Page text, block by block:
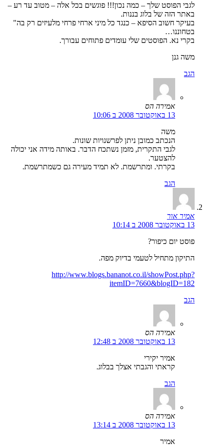
לגבי הפוסט שלך – כמה נכון!!! פוגשים בכל אלה – מטוב עד רע –
באתר הזה של בלוג בננות.
בעיקר חשוב הסיפא – כנגד כל מיני ארחי פרחי מלעיזים רק בה"
בטחוננו…
בקרי נא. הפוסטים שלי עומדים פתוחים עבורך.
משה גנן
הגב
אמירה הס
13 באוקטובר 2008 ב 10:06
משה
הנכתב כמובן ניתן לפרשנויות שונות.
לגבי התקרית, מזמן נשתכח הדבר. באותה מידה אני יכולה
להצטער.
בקרתי. ומתרשמת. לא תמיד מעירה גם כשמתרשמת.
הגב
אמיר אור
13 באוקטובר 2008 ב 10:14
פוסט יום כיפור?
התיקון מתחיל לטעמי בדיוק מפה.
http://www.blogs.bananot.co.il/showPost.php?
itemID=7660&blogID=182
הגב
אמירה הס
13 באוקטובר 2008 ב 12:48
אמיר יקירי
קראתי והגבתי אצלך בבלוג.
הגב
אמירה הס
13 באוקטובר 2008 ב 13:14
אמיר